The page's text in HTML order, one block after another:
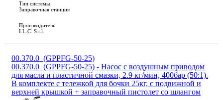
Тип системы
Заправочная станция
Производитель
I.L.C. S.r.l.
00.370.0_(GPPFG‐50-25)
00.370.0_(GPPFG‐50-25) - Насос с воздушным приводом
для масла и пластичной смазки, 2.9 кг/мин, 400бар (50:1).
В комплекте с тележкой для бочки 25кг, с подвижной и
верхней крышкой + заправочный пистолет со шлангом